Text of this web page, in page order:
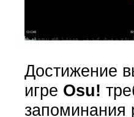
Достижение
игре Osu!
запоминания